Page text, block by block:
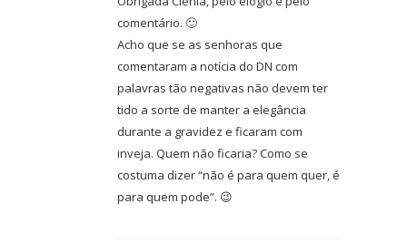
comentário. 🙂
Acho que se as senhoras que
comentaram a notícia do DN com
palavras tão negativas não devem ter
tido a sorte de manter a elegância
durante a gravidez e ficaram com
inveja. Quem não ficaria? Como se
costuma dizer “não é para quem quer, é
para quem pode”. 😉